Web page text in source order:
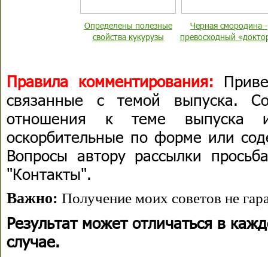
Определены полезные
свойства кукурузы
Черная смородина -
превосходный
Правила комментирования:
связанные с темой выпуска.
отношения к теме выпуска
оскорбительные по форме или
Вопросы автору рассылки
"Контакты".
Важно: Получение моих советов не
Результат может отличаться в
случае.